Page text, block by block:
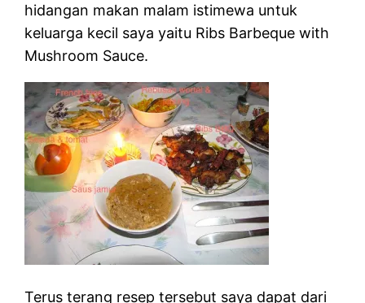
hidangan makan malam istimewa untuk
keluarga kecil saya yaitu Ribs Barbeque with
Mushroom Sauce.
Terus terang resep tersebut saya dapat dari